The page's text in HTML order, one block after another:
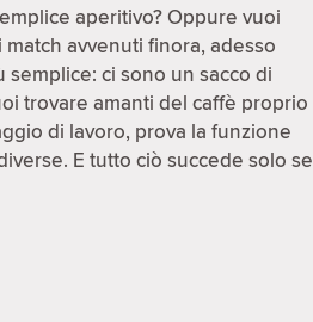
aperitivo? Oppure vuoi
avvenuti finora, adesso
ci sono un sacco di
trovare amanti del caffè proprio
di lavoro, prova la funzione
E tutto ciò succede solo se